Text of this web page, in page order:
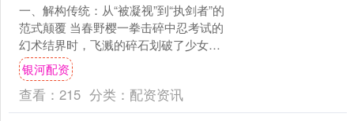
一、解构传统：从“被凝视”到“执剑者”的
范式颠覆 当春野樱一拳击碎中忍考试的
幻术结界时，飞溅的碎石划破了少女漫
画的甜美滤镜。这个曾被观众嘲讽为“恋
爱脑”的角色，....
银河配资
查看： 215 分类： 配资资讯